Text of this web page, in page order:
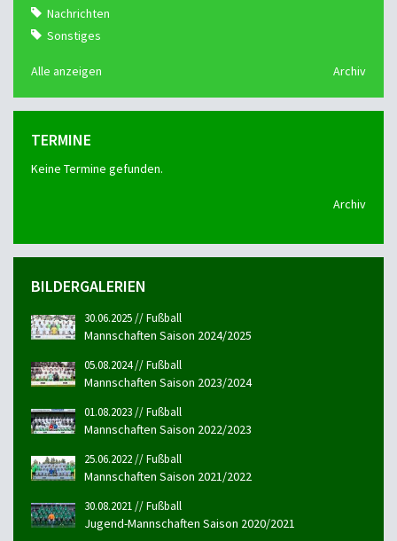
Nachrichten
Sonstiges
Alle anzeigen Archiv
TERMINE
Keine Termine gefunden.
Archiv
BILDERGALERIEN
30.06.2025 // Fußball
Mannschaften Saison 2024/2025
05.08.2024 // Fußball
Mannschaften Saison 2023/2024
01.08.2023 // Fußball
Mannschaften Saison 2022/2023
25.06.2022 // Fußball
Mannschaften Saison 2021/2022
30.08.2021 // Fußball
Jugend-Mannschaften Saison 2020/2021